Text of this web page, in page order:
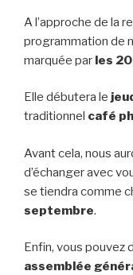
A l’approche de la
programmation de
marquée par les
Elle débutera le
traditionnel café
Avant cela, nous
d’échanger avec
se tiendra comme
septembre.
Enfin, vous pouvez
assemblée